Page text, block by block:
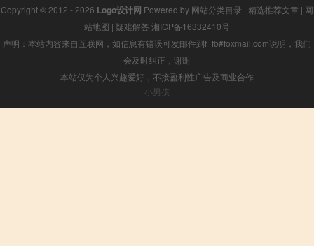
Copyright © 2012 - 2026 Logo设计网 Powered by 网站分类目录 | 精选推荐文章 | 网
站地图 | 疑难解答 湘ICP备16332410号
声明：本站内容来自互联网，如信息有错误可发邮件到f_fb#foxmail.com说明，我们
会及时纠正，谢谢
本站仅为个人兴趣爱好，不接盈利性广告及商业合作
小男孩